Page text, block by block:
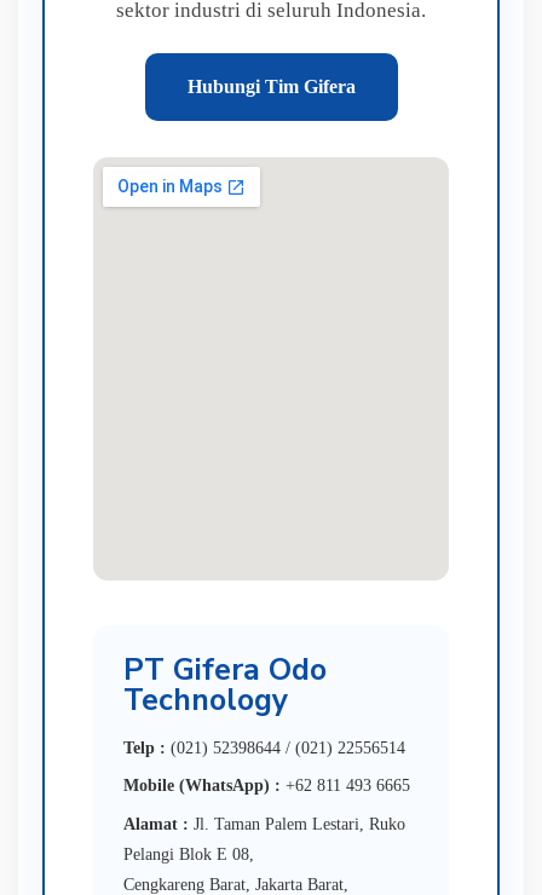
sektor industri di seluruh Indonesia.
Hubungi Tim Gifera
PT Gifera Odo
Technology
Telp : (021) 52398644 / (021) 22556514
Mobile (WhatsApp) : +62 811 493 6665
Alamat : Jl. Taman Palem Lestari, Ruko
Pelangi Blok E 08,
Cengkareng Barat, Jakarta Barat,